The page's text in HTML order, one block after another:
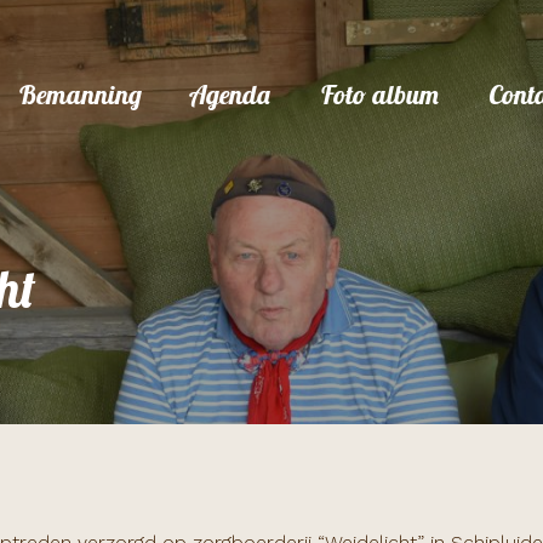
Bemanning Agenda Foto album